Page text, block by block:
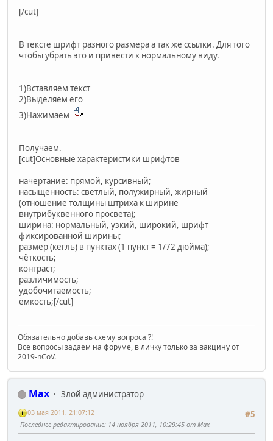
[/cut]
В тексте шрифт разного размера а так же ссылки. Для того
чтобы убрать это и привести к нормальному виду.
1)Вставляем текст
2)Выделяем его
3)Нажимаем
Получаем.
[cut]Основные характеристики шрифтов
начертание: прямой, курсивный;
насыщенность: светлый, полужирный, жирный
(отношение толщины штриха к ширине
внутрибуквенного просвета);
ширина: нормальный, узкий, широкий, шрифт
фиксированной ширины;
размер (кегль) в пунктах (1 пункт = 1/72 дюйма);
чёткость;
контраст;
различимость;
удобочитаемость;
ёмкость;[/cut]
Обязательно добавь схему вопроса ?!
Все вопросы задаем на форуме, в личку только за вакцину от
2019-nCoV.
Max
Злой администратор
#5
03 мая 2011, 21:07:12
Последнее редактирование: 14 ноября 2011, 10:29:45 от Max